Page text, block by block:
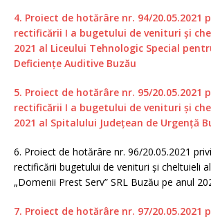
4. Proiect de hotărâre nr. 94/20.05.2021
rectificării I a bugetului de venituri și
2021 al Liceului Tehnologic Special
Deficiențe Auditive Buzău
5. Proiect de hotărâre nr. 95/20.05.2021
rectificării I a bugetului de venituri și
2021 al Spitalului Județean de Urgență
6. Proiect de hotărâre nr. 96/20.05.2021
rectificării bugetului de venituri și cheltuieli
„Domenii Prest Serv” SRL Buzău pe anul
7. Proiect de hotărâre nr. 97/20.05.2021